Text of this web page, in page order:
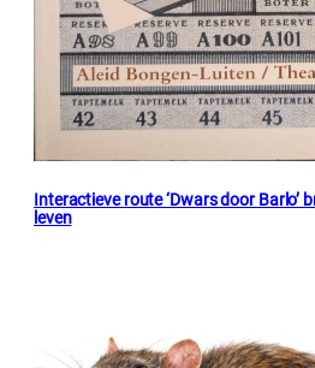
Interactieve route ‘Dwars door Barlo’
leven